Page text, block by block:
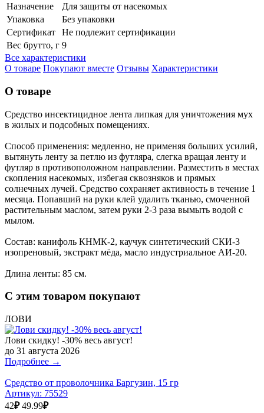
Назначение
Для защиты от насекомых
Упаковка
Без упаковки
Сертификат
Не подлежит сертификации
Вес брутто, г 9
Все характеристики
О товаре Покупают вместе Отзывы Характеристики
О товаре
Средство инсектицидное лента липкая для уничтожения мух
в жилых и подсобных помещениях.
Способ применения: медленно, не применяя больших усилий,
вытянуть ленту за петлю из футляра, слегка вращая ленту и
футляр в противоположном направлении. Разместить в местах
скопления насекомых, избегая сквозняков и прямых
солнечных лучей. Средство сохраняет активность в течение 1
месяца. Попавший на руки клей удалить тканью, смоченной
растительным маслом, затем руки 2-3 раза вымыть водой с
мылом.
Состав: канифоль КНМК-2, каучук синтетический СКИ-3
изопреновый, экстракт мёда, масло индустриальное АИ-20.
Длина ленты: 85 см.
С этим товаром покупают
ЛОВИ
Лови скидку! -30% весь август!
до 31 августа 2026
Подробнее →
Средство от проволочника Баргузин, 15 гр
Артикул: 75529
42₽ 49.99₽